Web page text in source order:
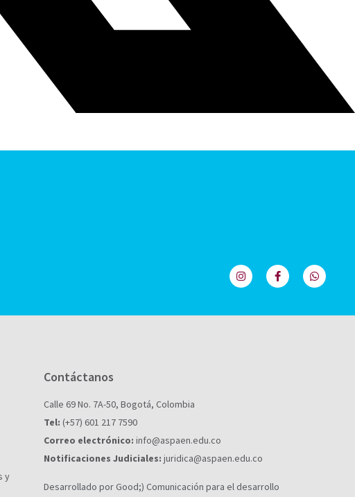
y
Contáctanos
Calle 69 No. 7A-50, Bogotá, Colombia
Tel: (+57) 601 217 7590
Correo electrónico: info@aspaen.edu.co
Notificaciones Judiciales: juridica@aspaen.edu.co
Desarrollado por Good;) Comunicación para el desarrollo